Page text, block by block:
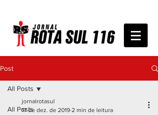
Post
All Posts
All Posts
jornalrotasul
17 de dez. de 2019 2 min de leitura